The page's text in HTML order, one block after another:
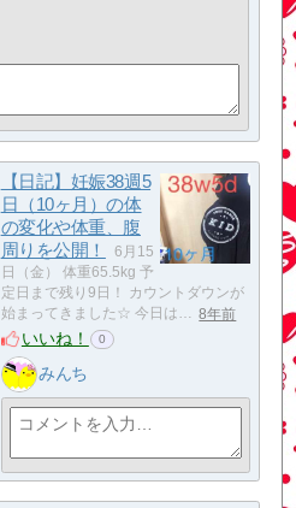
【日記】妊娠38週5
日（10ヶ月）の体
の変化や体重、腹
周りを公開！
6月15
日（金） 体重65.5kg 予
定日まで残り9日！ カウントダウンが
始まってきました☆ 今日は… 8年前
いいね！ 0
みんち